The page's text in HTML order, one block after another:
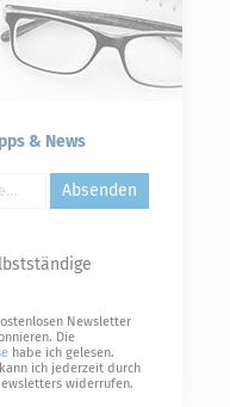
& News
Absenden
Newsletter
Die
habe ich gelesen.
ich jederzeit durch
widerrufen.